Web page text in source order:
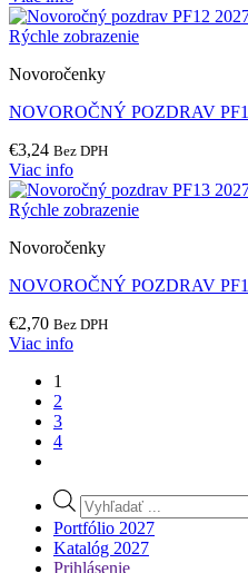
Rýchle zobrazenie
Novoročenky
NOVOROČNÝ POZDRAV
€3,24 Bez DPH
Viac info
Rýchle zobrazenie
Novoročenky
NOVOROČNÝ POZDRAV
€2,70 Bez DPH
Viac info
1
2
3
4
Products
search
Portfólio 2027
Katalóg 2027
Prihlásenie